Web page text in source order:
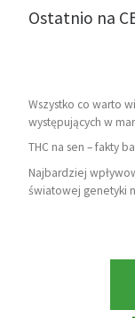
Ostatnio na
Wszystko co warto
występujących w
THC na sen – fakty
Najbardziej
światowej genetyki